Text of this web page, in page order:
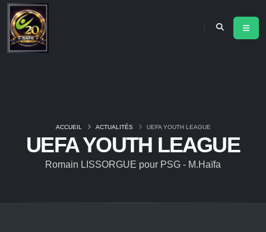
UEFA YOUTH LEAGUE
Romain LISSORGUE pour PSG - M.Haïfa
ACCUEIL ACTUALITÉS UEFA YOUTH LEAGUE